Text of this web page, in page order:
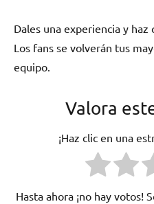
Dales una experiencia y haz
Los fans se volverán tus
equipo.
Valora
¡Haz clic en una
Hasta ahora ¡no hay votos!